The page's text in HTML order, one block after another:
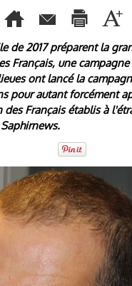
de 2017 préparent la
Français, une
ont lancé la
pour autant forcément
Français établis à